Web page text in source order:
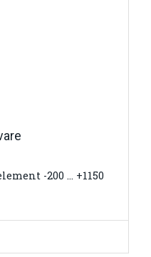
-200 … +1150